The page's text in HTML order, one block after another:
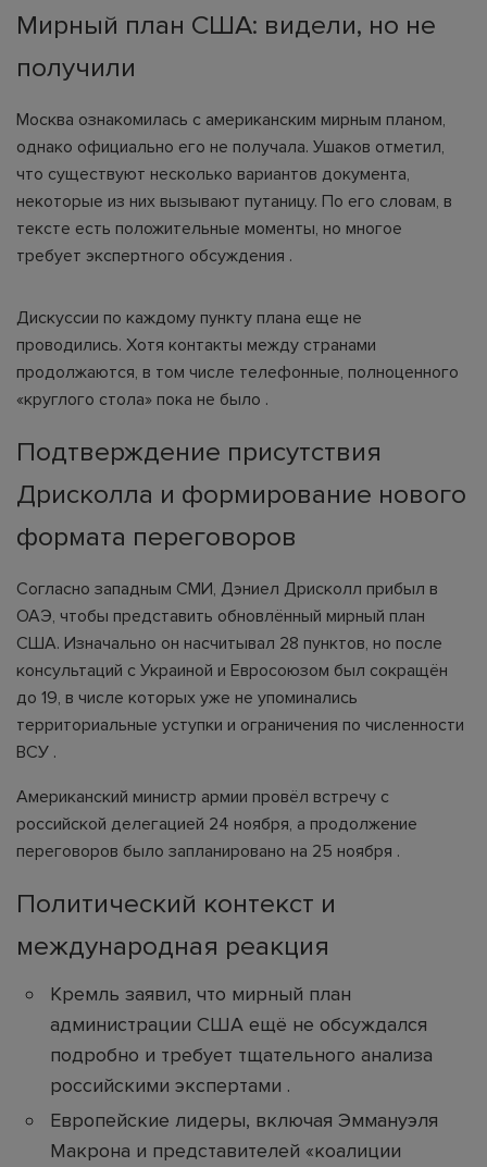
Мирный план США: видели, но не
получили
Москва ознакомилась с американским мирным планом,
однако официально его не получала. Ушаков отметил,
что существуют несколько вариантов документа,
некоторые из них вызывают путаницу. По его словам, в
тексте есть положительные моменты, но многое
требует экспертного обсуждения .
Дискуссии по каждому пункту плана еще не
проводились. Хотя контакты между странами
продолжаются, в том числе телефонные, полноценного
«круглого стола» пока не было .
Подтверждение присутствия
Дрисколла и формирование нового
формата переговоров
Согласно западным СМИ, Дэниел Дрисколл прибыл в
ОАЭ, чтобы представить обновлённый мирный план
США. Изначально он насчитывал 28 пунктов, но после
консультаций с Украиной и Евросоюзом был сокращён
до 19, в числе которых уже не упоминались
территориальные уступки и ограничения по численности
ВСУ .
Американский министр армии провёл встречу с
российской делегацией 24 ноября, а продолжение
переговоров было запланировано на 25 ноября .
Политический контекст и
международная реакция
Кремль заявил, что мирный план
администрации США ещё не обсуждался
подробно и требует тщательного анализа
российскими экспертами .
Европейские лидеры, включая Эммануэля
Макрона и представителей «коалиции